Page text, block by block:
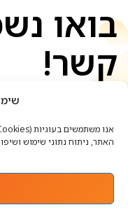
האתר, ניתוח נתוני שימוש
בואו
קשר!